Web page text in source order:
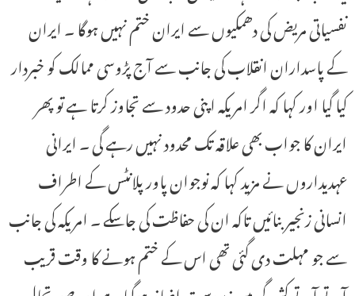
نفسیاتی مریض کی دھمکیوں سے ایران ختم نہیں ہوگا ۔ ایران
کے پاسداران انقلاب کی جانب سے آج پڑوسی ممالک کو خبردار
کیا گیا اور کہا کہ اگر امریکہ اپنی حدود سے تجاوز کرتا ہے تو پھر
ایران کا جواب بھی علاقہ تک محدود نہیں رہے گی ۔ ایرانی
عہدیداروں نے مزید کہا کہ نوجوان پاور پلانٹس کے اطراف
انسانی زنجیر بنائیں تاکہ ان کی حفاظت کی جاسکے ۔ امریکہ کی جانب
سے جو مہلت دی گئی تھی اس کے ختم ہونے کا وقت قریب